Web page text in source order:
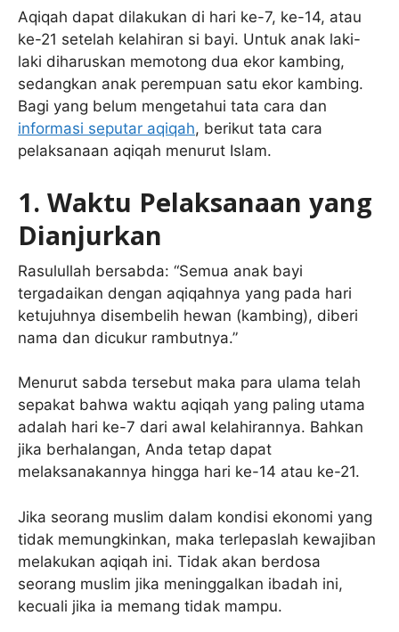
Aqiqah dapat dilakukan di hari ke-7, ke-14, atau
ke-21 setelah kelahiran si bayi. Untuk anak laki-
laki diharuskan memotong dua ekor kambing,
sedangkan anak perempuan satu ekor kambing.
Bagi yang belum mengetahui tata cara dan
informasi seputar aqiqah, berikut tata cara
pelaksanaan aqiqah menurut Islam.
1. Waktu Pelaksanaan yang
Dianjurkan
Rasulullah bersabda: “Semua anak bayi
tergadaikan dengan aqiqahnya yang pada hari
ketujuhnya disembelih hewan (kambing), diberi
nama dan dicukur rambutnya.”
Menurut sabda tersebut maka para ulama telah
sepakat bahwa waktu aqiqah yang paling utama
adalah hari ke-7 dari awal kelahirannya. Bahkan
jika berhalangan, Anda tetap dapat
melaksanakannya hingga hari ke-14 atau ke-21.
Jika seorang muslim dalam kondisi ekonomi yang
tidak memungkinkan, maka terlepaslah kewajiban
melakukan aqiqah ini. Tidak akan berdosa
seorang muslim jika meninggalkan ibadah ini,
kecuali jika ia memang tidak mampu.